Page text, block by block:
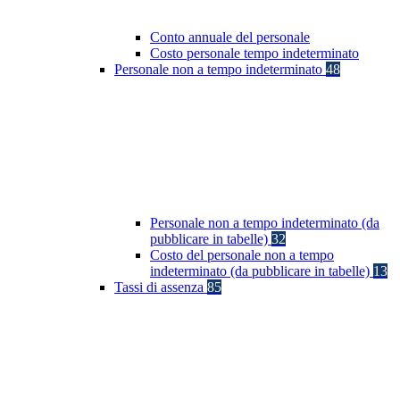
Conto annuale del personale
Costo personale tempo indeterminato
Personale non a tempo indeterminato 48
Personale non a tempo indeterminato (da
pubblicare in tabelle) 32
Costo del personale non a tempo
indeterminato (da pubblicare in tabelle) 13
Tassi di assenza 85